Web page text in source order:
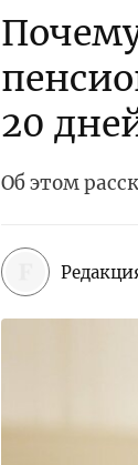
20
Об этом